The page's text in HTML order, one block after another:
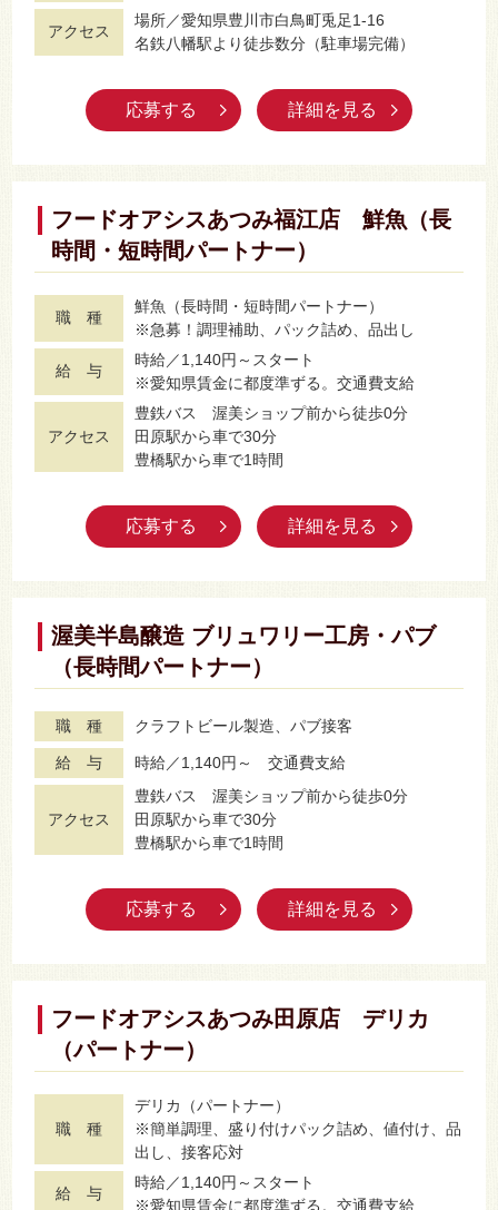
アクセス
場所／愛知県豊川市白鳥町兎足1-16
名鉄八幡駅より徒歩数分（駐車場完備）
応募する 詳細を見る
フードオアシスあつみ福江店 鮮魚（長
時間・短時間パートナー）
職 種
鮮魚（長時間・短時間パートナー）
※急募！調理補助、パック詰め、品出し
給 与
時給／1,140円～スタート
※愛知県賃金に都度準ずる。交通費支給
アクセス
豊鉄バス 渥美ショップ前から徒歩0分
田原駅から車で30分
豊橋駅から車で1時間
応募する 詳細を見る
渥美半島醸造 ブリュワリー工房・パブ
（長時間パートナー）
職 種 クラフトビール製造、パブ接客
給 与 時給／1,140円～ 交通費支給
アクセス
豊鉄バス 渥美ショップ前から徒歩0分
田原駅から車で30分
豊橋駅から車で1時間
応募する 詳細を見る
フードオアシスあつみ田原店 デリカ
（パートナー）
職 種
デリカ（パートナー）
※簡単調理、盛り付けパック詰め、値付け、品
出し、接客応対
給 与
時給／1,140円～スタート
※愛知県賃金に都度準ずる。交通費支給